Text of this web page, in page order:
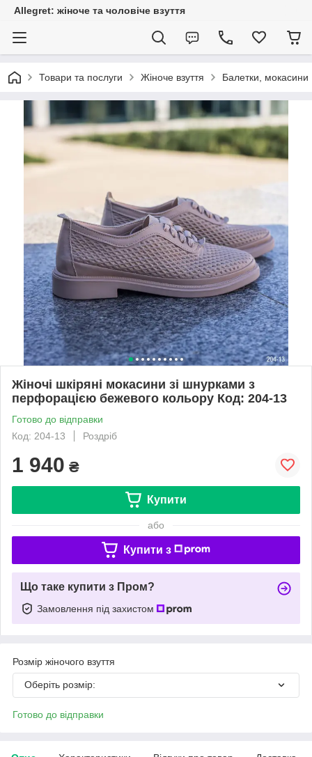
Allegret: жіноче та чоловіче взуття
Товари та послуги Жіноче взуття Балетки, мокасини
Жіночі шкіряні мокасини зі шнурками з
перфорацією бежевого кольору Код: 204-13
Готово до відправки
Код: 204-13
Роздріб
1 940 ₴
Купити
або
Купити з
Що таке купити з Пром?
Замовлення під захистом
Розмір жіночого взуття
Оберіть розмір:
Готово до відправки